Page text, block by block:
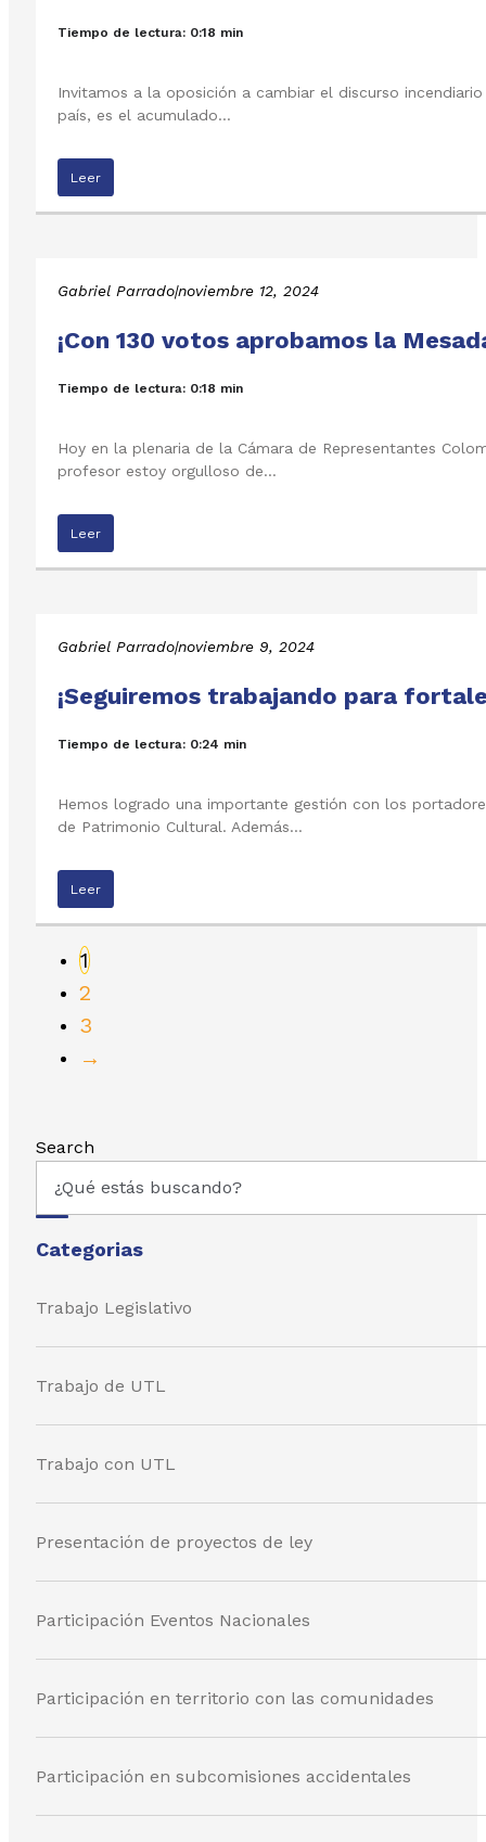
Tiempo de lectura: 0:18 min
Invitamos a la oposición a cambiar el discurso
país, es el acumulado…
Leer
Gabriel Parrado|noviembre 12, 2024
¡Con 130 votos aprobamos la
Tiempo de lectura: 0:18 min
Hoy en la plenaria de la Cámara de Representantes
profesor estoy orgulloso de…
Leer
Gabriel Parrado|noviembre 9, 2024
¡Seguiremos trabajando para
Tiempo de lectura: 0:24 min
Hemos logrado una importante gestión con los
de Patrimonio Cultural. Además…
Leer
1
2
3
→
Search
Categorias
Trabajo Legislativo
Trabajo de UTL
Trabajo con UTL
Presentación de proyectos de ley
Participación Eventos Nacionales
Participación en territorio con las comunidades
Participación en subcomisiones accidentales